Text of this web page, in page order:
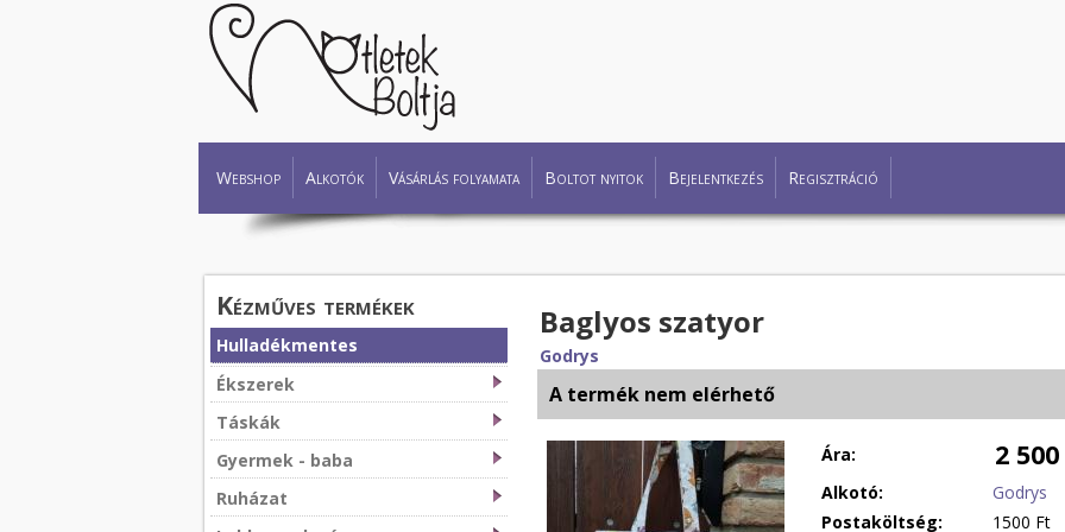
Webshop Alkotók Vásárlás folyamata Boltot nyitok Bejelentkezés Regisztráció
Kézműves termékek
Hulladékmentes
Ékszerek
Táskák
Gyermek - baba
Ruházat
Baglyos szatyor
Godrys
A termék nem elérhető
Ára: 2 500
Alkotó:
Godrys
Postaköltség:
1500 Ft